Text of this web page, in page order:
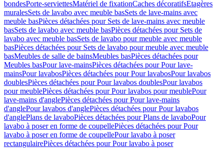
bondesPorte-serviettesMatériel de fixationCaches décoratifsEtagères
muralesSets de lavabo avec meuble basSets de lave-mains avec
meuble basPièces détachées pour Sets de lave-mains avec meuble
basSets de lavabo avec meuble basPièces détachées pour Sets de
lavabo avec meuble basSets de lavabo pour meuble avec meuble
basPièces détachées pour Sets de lavabo pour meuble avec meuble
basMeubles de salle de bainsMeubles basPièces détachées pour
Meubles basPour lave-mainsPièces détachées pour Pour lave-
mainsPour lavabosPièces détachées pour Pour lavabosPour lavabos
doublesPièces détachées pour Pour lavabos doublesPour lavabos
pour meublePièces détachées pour Pour lavabos pour meublePour
lave-mains d'anglePièces détachées pour Pour lave-mains
d'anglePour lavabos d'anglePièces détachées pour Pour lavabos
d'anglePlans de lavaboPièces détachées pour Plans de lavaboPour
lavabo à poser en forme de coupellePièces détachées pour Pour
lavabo à poser en forme de coupellePour lavabo à poser
rectangulairePièces détachées pour Pour lavabo à poser